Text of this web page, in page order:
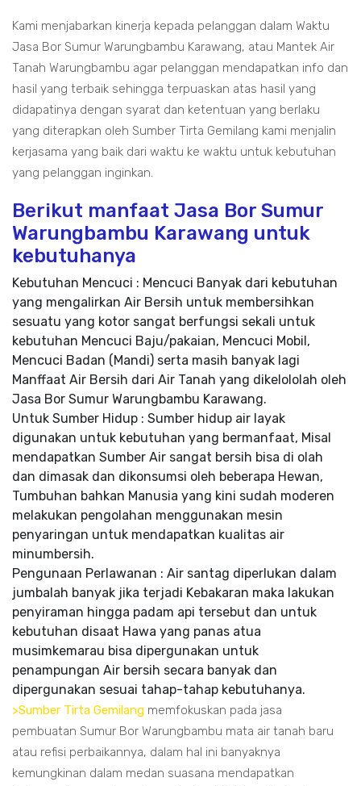
Kami menjabarkan kinerja kepada pelanggan dalam Waktu
Jasa Bor Sumur Warungbambu Karawang, atau Mantek Air
Tanah Warungbambu agar pelanggan mendapatkan info dan
hasil yang terbaik sehingga terpuaskan atas hasil yang
didapatinya dengan syarat dan ketentuan yang berlaku
yang diterapkan oleh Sumber Tirta Gemilang kami menjalin
kerjasama yang baik dari waktu ke waktu untuk kebutuhan
yang pelanggan inginkan.
Berikut manfaat Jasa Bor Sumur
Warungbambu Karawang untuk
kebutuhanya
Kebutuhan Mencuci : Mencuci Banyak dari kebutuhan
yang mengalirkan Air Bersih untuk membersihkan
sesuatu yang kotor sangat berfungsi sekali untuk
kebutuhan Mencuci Baju/pakaian, Mencuci Mobil,
Mencuci Badan (Mandi) serta masih banyak lagi
Manffaat Air Bersih dari Air Tanah yang dikelololah oleh
Jasa Bor Sumur Warungbambu Karawang.
Untuk Sumber Hidup : Sumber hidup air layak
digunakan untuk kebutuhan yang bermanfaat, Misal
mendapatkan Sumber Air sangat bersih bisa di olah
dan dimasak dan dikonsumsi oleh beberapa Hewan,
Tumbuhan bahkan Manusia yang kini sudah moderen
melakukan pengolahan menggunakan mesin
penyaringan untuk mendapatkan kualitas air
minumbersih.
Pengunaan Perlawanan : Air santag diperlukan dalam
jumbalah banyak jika terjadi Kebakaran maka lakukan
penyiraman hingga padam api tersebut dan untuk
kebutuhan disaat Hawa yang panas atua
musimkemarau bisa dipergunakan untuk
penampungan Air bersih secara banyak dan
dipergunakan sesuai tahap-tahap kebutuhanya.
>Sumber Tirta Gemilang memfokuskan pada jasa
pembuatan Sumur Bor Warungbambu mata air tanah baru
atau refisi perbaikannya, dalam hal ini banyaknya
kemungkinan dalam medan suasana mendapatkan